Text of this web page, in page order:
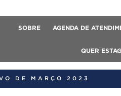
SOBRE AGENDA DE
QUER
DE MARÇO 2023